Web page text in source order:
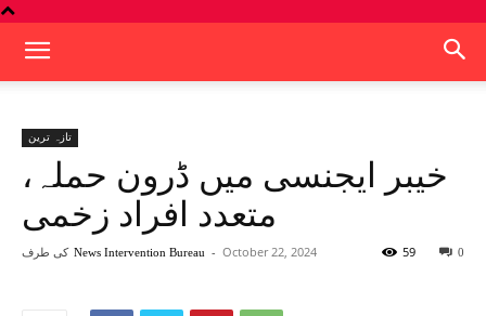
تازہ ترین
خیبر ایجنسی میں ڈرون حملہ،
متعدد افراد زخمی
کی طرف News Intervention Bureau - October 22, 2024 0
59